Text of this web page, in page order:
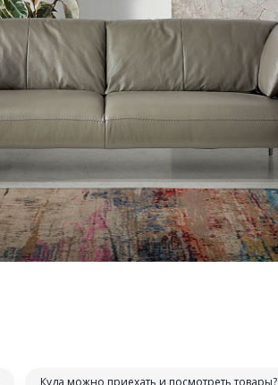
Куда можно приехать и посмотреть товары?